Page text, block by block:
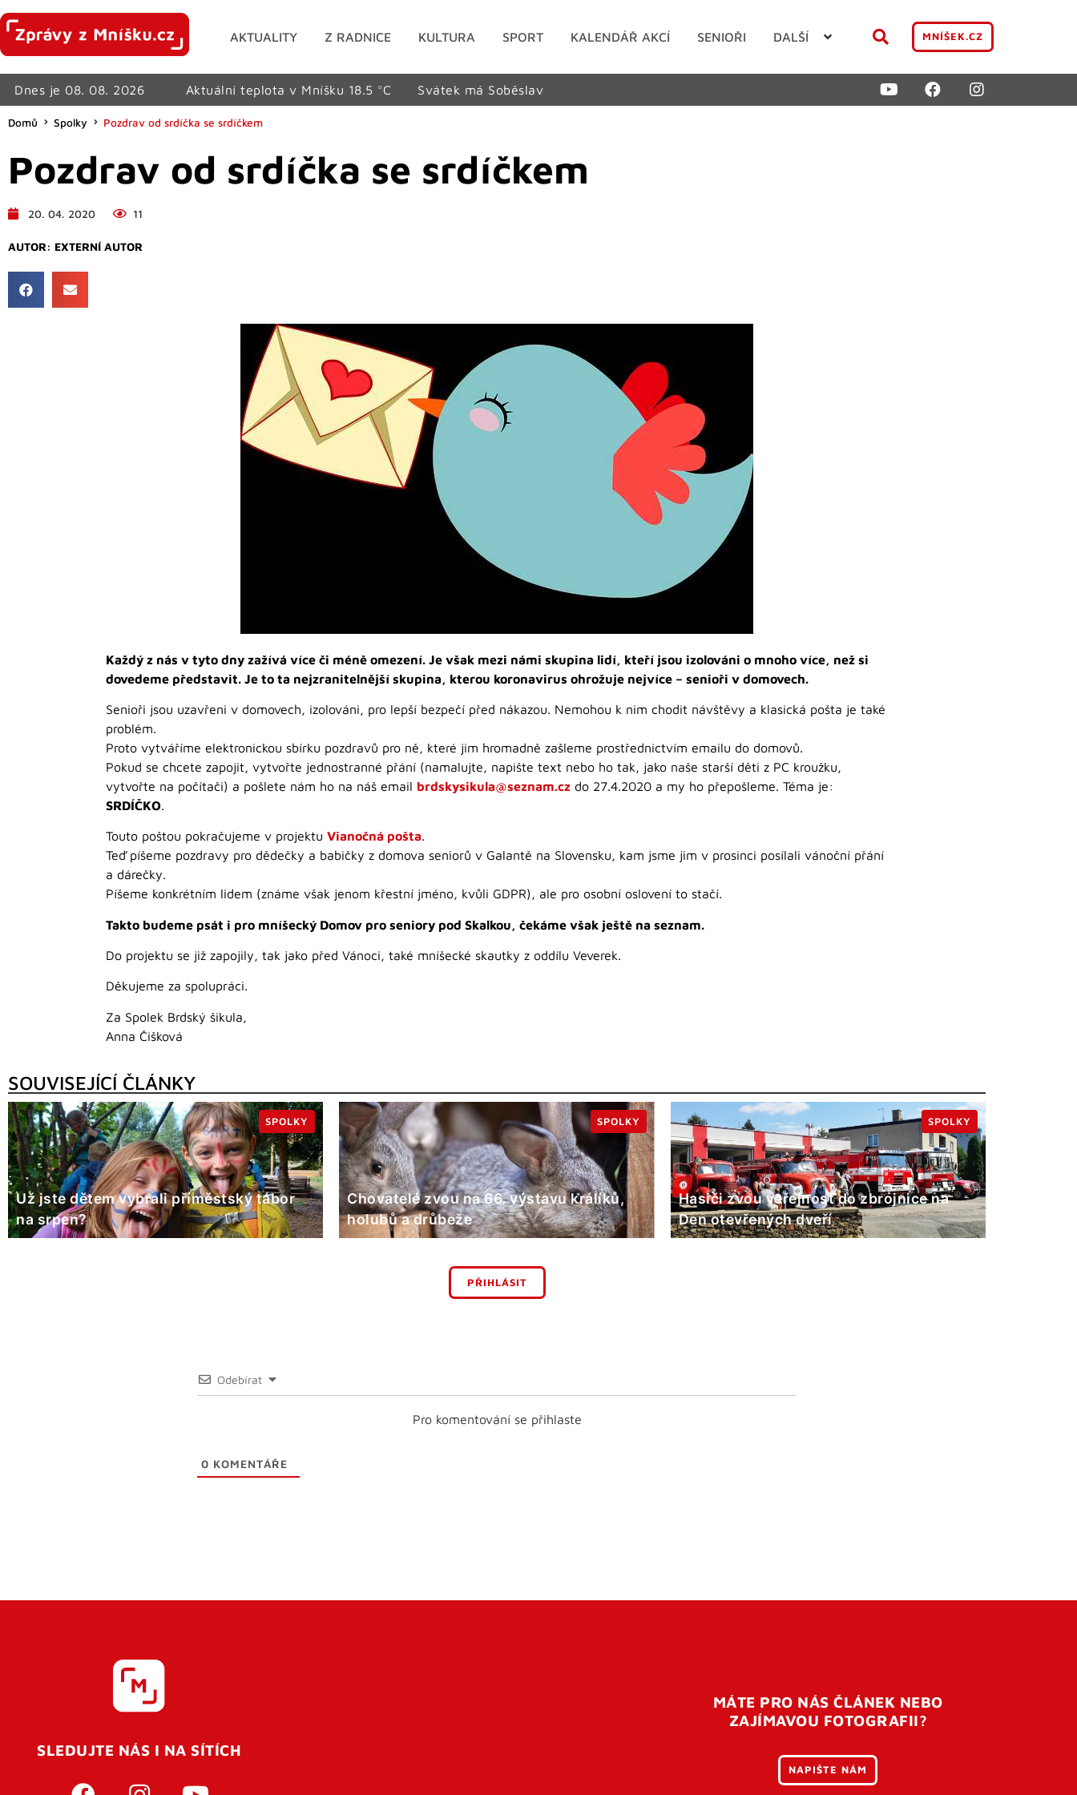
AKTUALITY Z RADNICE KULTURA SPORT KALENDÁŘ AKCÍ SENIOŘI DALŠÍ MNÍŠEK.CZ
Dnes je 08. 08. 2026 Aktuální teplota v Mníšku 18.5 °C Svátek má Soběslav
Domů Spolky Pozdrav od srdíčka se srdíčkem
Pozdrav od srdíčka se srdíčkem
20. 04. 2020 11
AUTOR: EXTERNÍ AUTOR
Každý z nás v tyto dny zažívá více či méně omezení. Je však mezi námi skupina lidí, kteří jsou izolováni o mnoho více, než si
dovedeme představit. Je to ta nejzranitelnější skupina, kterou koronavirus ohrožuje nejvíce – senioři v domovech.
Senioři jsou uzavřeni v domovech, izolováni, pro lepší bezpečí před nákazou. Nemohou k nim chodit návštěvy a klasická pošta je také
problém.
Proto vytváříme elektronickou sbírku pozdravů pro ně, které jim hromadně zašleme prostřednictvím emailu do domovů.
Pokud se chcete zapojit, vytvořte jednostranné přání (namalujte, napište text nebo ho tak, jako naše starší děti z PC kroužku,
vytvořte na počítači) a pošlete nám ho na náš email brdskysikula@seznam.cz do 27.4.2020 a my ho přepošleme. Téma je:
SRDÍČKO.
Touto poštou pokračujeme v projektu Vianočná pošta.
Teď píšeme pozdravy pro dědečky a babičky z domova seniorů v Galantě na Slovensku, kam jsme jim v prosinci posílali vánoční přání
a dárečky.
Píšeme konkrétním lidem (známe však jenom křestní jméno, kvůli GDPR), ale pro osobní oslovení to stačí.
Takto budeme psát i pro mníšecký Domov pro seniory pod Skalkou, čekáme však ještě na seznam.
Do projektu se již zapojily, tak jako před Vánoci, také mníšecké skautky z oddílu Veverek.
Děkujeme za spolupráci.
Za Spolek Brdský šikula,
Anna Čišková
SOUVISEJÍCÍ ČLÁNKY
Už jste dětem vybrali příměstský tábor
na srpen?
SPOLKY
Chovatelé zvou na 66. výstavu králíků,
holubů a drůbeže
SPOLKY
Hasiči zvou veřejnost do zbrojnice na
Den otevřených dveří
SPOLKY
PŘIHLÁSIT
Odebírat
Pro komentování se přihlaste
0 KOMENTÁŘE
SLEDUJTE NÁS I NA SÍTÍCH
MÁTE PRO NÁS ČLÁNEK NEBO
ZAJÍMAVOU FOTOGRAFII?
NAPIŠTE NÁM